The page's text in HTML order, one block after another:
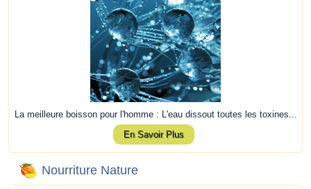
La meilleure boisson pour l'homme : L'eau dissout toutes les toxines...
En Savoir Plus
Nourriture Nature